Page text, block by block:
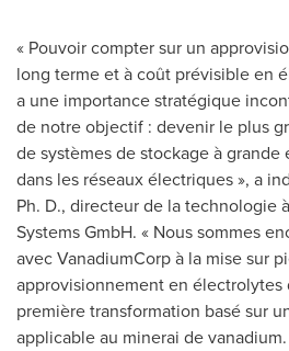
« Pouvoir compter sur un
long terme et à coût prévisible en
a une importance stratégique
de notre objectif : devenir le plus
de systèmes de stockage à
dans les réseaux électriques », a
Ph. D., directeur de la technologie
Systems GmbH. « Nous sommes
avec VanadiumCorp à la mise sur
approvisionnement en électrolytes
première transformation basé sur
applicable au minerai de vanadium.